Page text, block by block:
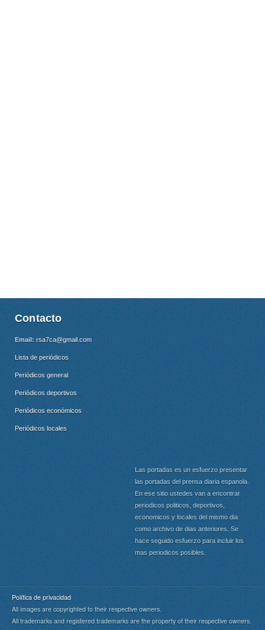
Contacto
Email: rsa7ca@gmail.com
Lista de periódicos
Periódicos general
Periódicos deportivos
Periódicos económicos
Periódicos locales
Las portadas es un esfuerzo presentar
las portadas del prensa diaria espanola.
En ese sitio ustedes van a encontrar
periodicos politicos, deportivos,
economicos y locales del mismo dia
como archivo de dias anteriores. Se
hace seguido esfuerzo para incluir los
mas periodicos posibles.
Política de privacidad
All images are copyrighted to their respective owners.
All trademarks and registered trademarks are the property of their respective owners.